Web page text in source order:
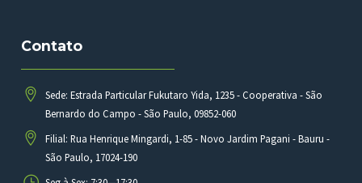
Contato
Sede: Estrada Particular Fukutaro Yida, 1235 - Cooperativa - São
Bernardo do Campo - São Paulo, 09852-060
Filial: Rua Henrique Mingardi, 1-85 - Novo Jardim Pagani - Bauru -
São Paulo, 17024-190